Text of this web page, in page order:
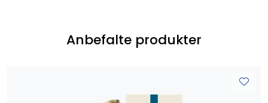
Anbefalte produkter